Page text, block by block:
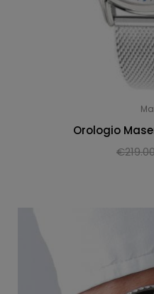
Orologio
€